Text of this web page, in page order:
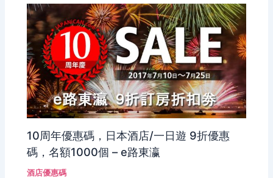
10周年優惠碼，日本酒店/一日遊 9折優惠
碼，名額1000個 – e路東瀛
酒店優惠碼